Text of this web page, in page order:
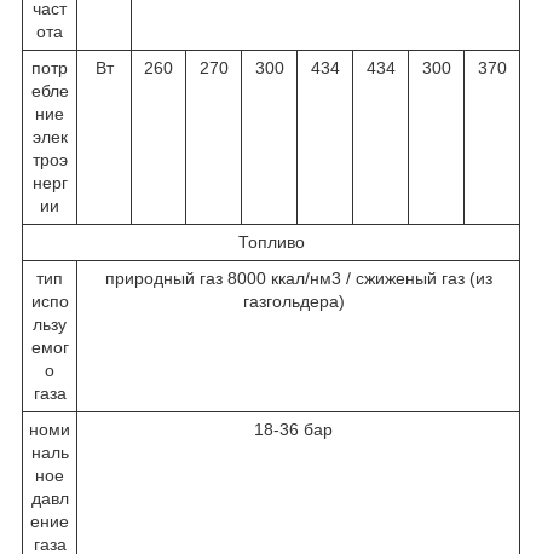
част
ота
потр
ебле
ние
элек
троэ
нерг
ии
Вт 260 270 300 434 434 300 370
Топливо
тип
испо
льзу
емог
о
газа
природный газ 8000 ккал/нм3 / сжиженый газ (из
газгольдера)
номи
наль
ное
давл
ение
газа
18-36 бар